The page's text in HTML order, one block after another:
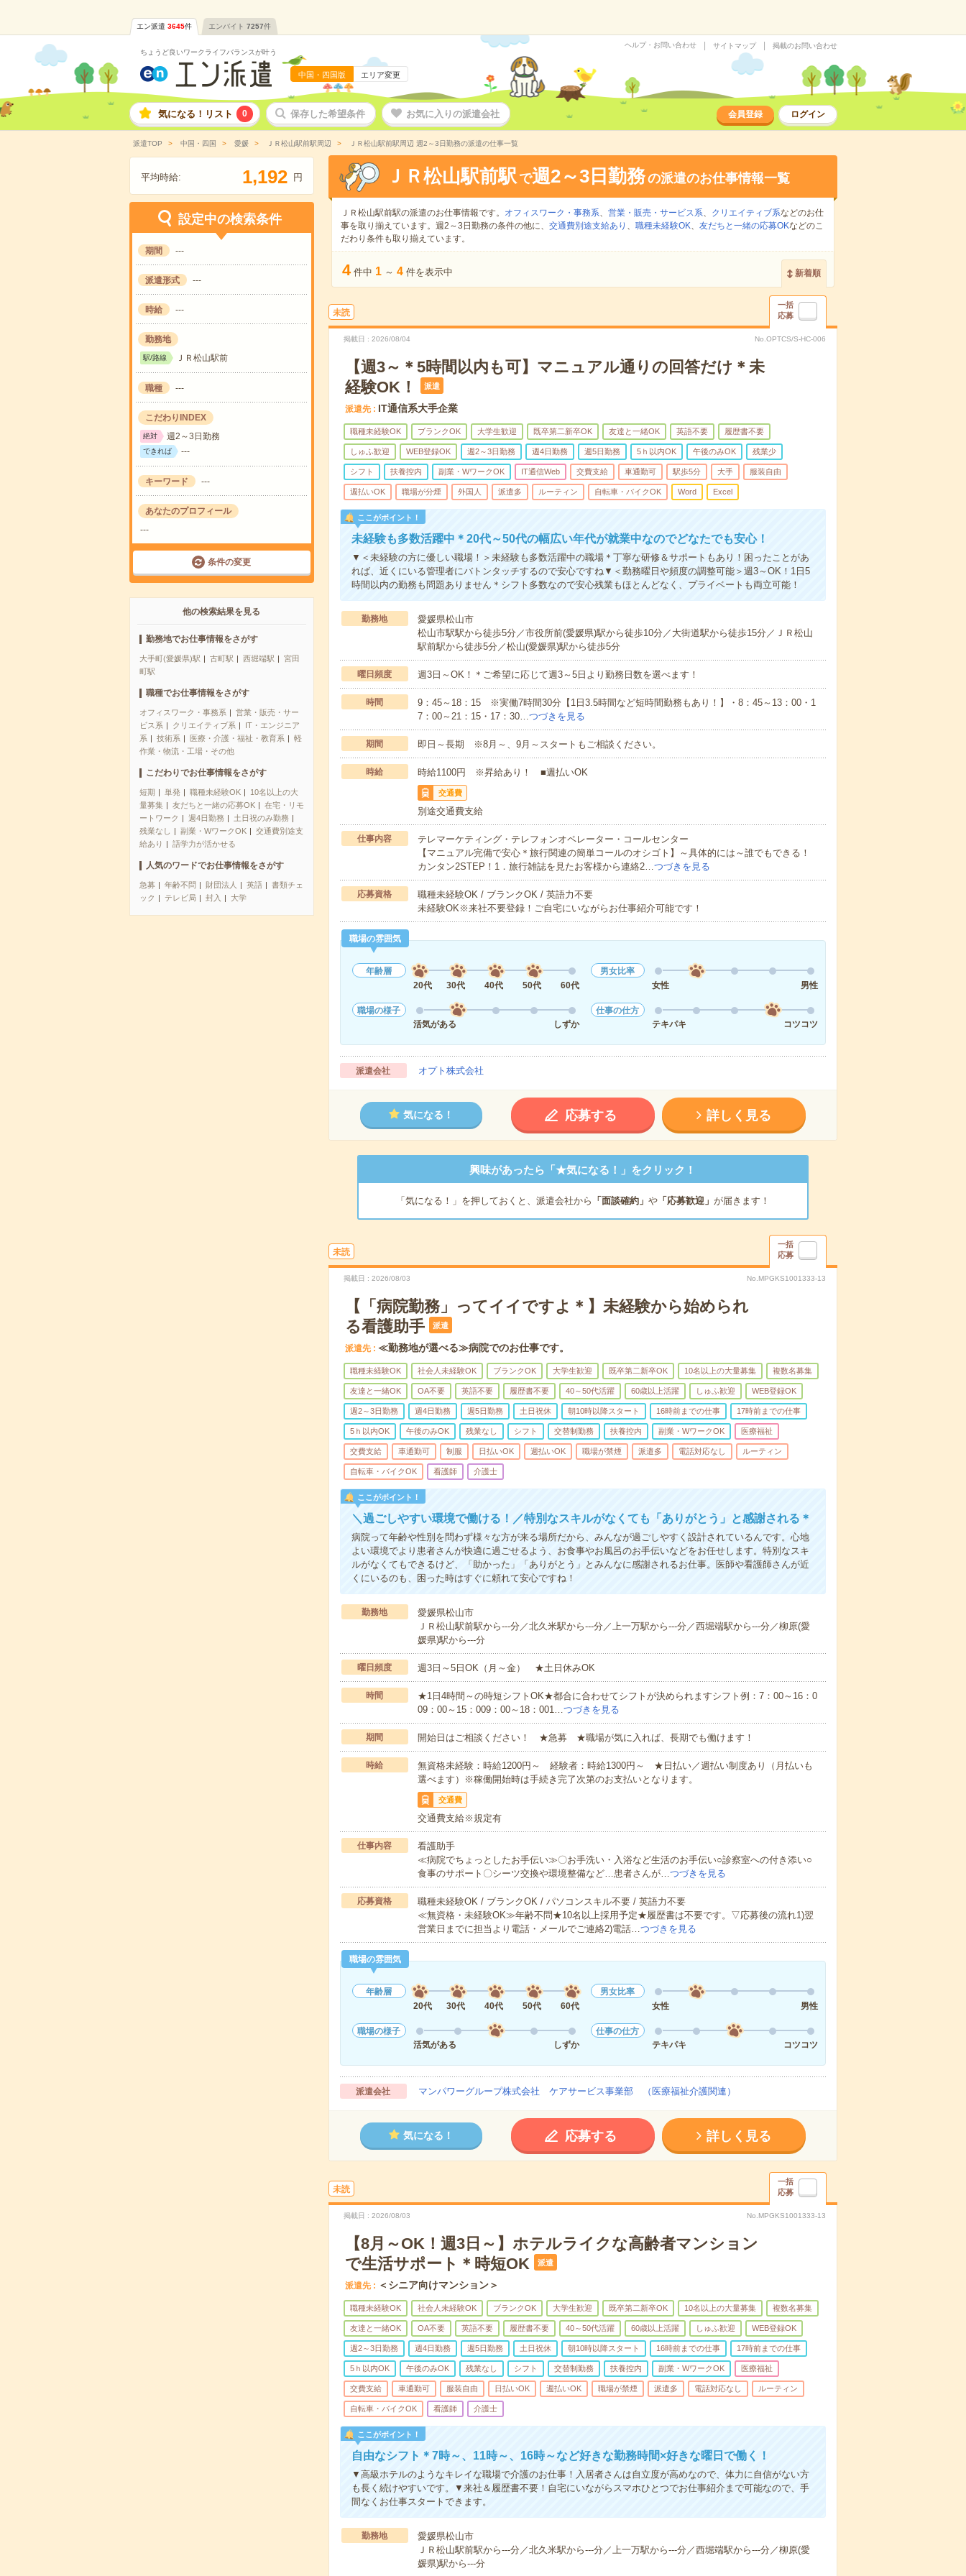
エン派遣 3645件 エンバイト 7257件
ちょうど良いワークライフバランスが叶う
中国・四国版 エリア変更
ヘルプ・お問い合わせ サイトマップ 掲載のお問い合わせ
気になる！リスト 0 保存した希望条件 お気に入りの派遣会社 会員登録 ログイン
派遣TOP 中国・四国 愛媛 ＪＲ松山駅前駅周辺 ＪＲ松山駅前駅周辺 週2～3日勤務の派遣の仕事一覧
平均時給: 1,192 円
設定中の検索条件
期間 ---
派遣形式 ---
時給 ---
勤務地
駅/路線 ＪＲ松山駅前
職種 ---
こだわりINDEX
絶対 週2～3日勤務
できれば ---
キーワード ---
あなたのプロフィール
---
条件の変更
他の検索結果を見る
勤務地でお仕事情報をさがす
大手町(愛媛県)駅 古町駅 西堀端駅
宮田
町駅
職種でお仕事情報をさがす
オフィスワーク・事務系
営業・販売・サー
ビス系
クリエイティブ系
IT・エンジニア
系
技術系 医療・介護・福祉・教育系
軽
作業・物流・工場・その他
こだわりでお仕事情報をさがす
短期 単発 職種未経験OK
10名以上の大
量募集
友だちと一緒の応募OK
在宅・リモ
ートワーク
週4日勤務
土日祝のみ勤務
残業なし
副業・WワークOK
交通費別途支
給あり
語学力が活かせる
人気のワードでお仕事情報をさがす
急募 年齢不問 財団法人 英語
書類チェ
ック
テレビ局 封入 大学
ＪＲ松山駅前駅 で週2～3日勤務の派遣のお仕事情報一覧
ＪＲ松山駅前駅の派遣のお仕事情報です。 オフィスワーク・事務系、 営業・販売・サービス系、 クリエイティブ系などのお仕
事を取り揃えています。週2～3日勤務の条件の他に、 交通費別途支給あり 、 職種未経験OK、 友だちと一緒の応募OKなどのこ
だわり条件も取り揃えています。
4 件中 1 ～ 4 件を表示中 新着順
未読
一括
応募
掲載日 2026/08/04 No.OPTCS/S-HC-006
【週3～＊5時間以内も可】マニュアル通りの回答だけ＊未
経験OK！
派遣
派遣先 IT通信系大手企業
職種未経験OK ブランクOK 大学生歓迎 既卒第二新卒OK 友達と一緒OK 英語不要 履歴書不要
しゅふ歓迎 WEB登録OK 週2～3日勤務 週4日勤務 週5日勤務 5ｈ以内OK 午後のみOK 残業少
シフト 扶養控内 副業・WワークOK IT通信Web 交費支給 車通勤可 駅歩5分 大手 服装自由
週払いOK 職場が分煙 外国人 派遣多 ルーティン 自転車・バイクOK Word Excel
ここがポイント！
未経験も多数活躍中＊20代～50代の幅広い年代が就業中なのでどなたでも安心！
▼＜未経験の方に優しい職場！＞未経験も多数活躍中の職場＊丁寧な研修＆サポートもあり！困ったことがあ
れば、近くにいる管理者にバトンタッチするので安心ですね▼＜勤務曜日や頻度の調整可能＞週3～OK！1日5
時間以内の勤務も問題ありません＊シフト多数なので安心残業もほとんどなく、プライベートも両立可能！
勤務地
愛媛県松山市
松山市駅駅から徒歩5分／市役所前(愛媛県)駅から徒歩10分／大街道駅から徒歩15分／ＪＲ松山
駅前駅から徒歩5分／松山(愛媛県)駅から徒歩5分
曜日頻度 週3日～OK！＊ご希望に応じて週3～5日より勤務日数を選べます！
時間
9：45～18：15 ※実働7時間30分【1日3.5時間など短時間勤務もあり！】・8：45～13：00・1
7：00～21：15・17：30…つづきを見る
期間 即日～長期 ※8月～、9月～スタートもご相談ください。
時給 時給1100円 ※昇給あり！ ■週払いOK
交通費
別途交通費支給
仕事内容
テレマーケティング・テレフォンオペレーター・コールセンター
【マニュアル完備で安心＊旅行関連の簡単コールのオシゴト】～具体的には～誰でもできる！
カンタン2STEP！1．旅行雑誌を見たお客様から連絡2…つづきを見る
応募資格
職種未経験OK / ブランクOK / 英語力不要
未経験OK※来社不要登録！ご自宅にいながらお仕事紹介可能です！
職場の雰囲気
年齢層
20代
30代 40代 50代 60代
男女比率
女性
男性
職場の様子
活気がある
しずか
仕事の仕方
テキパキ
コツコツ
派遣会社 オプト株式会社
気になる！ 応募する 詳しく見る
興味があったら「★気になる！」をクリック！
「気になる！」を押しておくと、派遣会社から 「面談確約」 や「応募歓迎」 が届きます！
未読
一括
応募
掲載日 2026/08/03 No.MPGKS1001333-13
【「病院勤務」ってイイですよ＊】未経験から始められ
る看護助手
派遣
派遣先 ≪勤務地が選べる≫病院でのお仕事です。
職種未経験OK 社会人未経験OK ブランクOK 大学生歓迎 既卒第二新卒OK 10名以上の大量募集 複数名募集
友達と一緒OK OA不要 英語不要 履歴書不要 40～50代活躍 60歳以上活躍 しゅふ歓迎 WEB登録OK
週2～3日勤務 週4日勤務 週5日勤務 土日祝休 朝10時以降スタート 16時前までの仕事 17時前までの仕事
5ｈ以内OK 午後のみOK 残業なし シフト 交替制勤務 扶養控内 副業・WワークOK 医療福祉
交費支給 車通勤可 制服 日払いOK 週払いOK 職場が禁煙 派遣多 電話対応なし ルーティン
自転車・バイクOK 看護師 介護士
ここがポイント！
＼過ごしやすい環境で働ける！／特別なスキルがなくても「ありがとう」と感謝される＊
病院って年齢や性別を問わず様々な方が来る場所だから、みんなが過ごしやすく設計されているんです。心地
よい環境でより患者さんが快適に過ごせるよう、お食事やお風呂のお手伝いなどをお任せします。特別なスキ
ルがなくてもできるけど、「助かった」「ありがとう」とみんなに感謝されるお仕事。医師や看護師さんが近
くにいるのも、困った時はすぐに頼れて安心ですね！
勤務地
愛媛県松山市
ＪＲ松山駅前駅から---分／北久米駅から---分／上一万駅から---分／西堀端駅から---分／柳原(愛
媛県)駅から---分
曜日頻度 週3日～5日OK（月～金） ★土日休みOK
時間
★1日4時間～の時短シフトOK★都合に合わせてシフトが決められますシフト例：7：00～16：0
09：00～15：009：00～18：001…つづきを見る
期間 開始日はご相談ください！ ★急募 ★職場が気に入れば、長期でも働けます！
時給
無資格未経験：時給1200円～ 経験者：時給1300円～ ★日払い／週払い制度あり（月払いも
選べます）※稼働開始時は手続き完了次第のお支払いとなります。
交通費
交通費支給※規定有
仕事内容
看護助手
≪病院でちょっとしたお手伝い≫〇お手洗い・入浴など生活のお手伝い○診察室への付き添い○
食事のサポート〇シーツ交換や環境整備など…患者さんが…つづきを見る
応募資格
職種未経験OK / ブランクOK / パソコンスキル不要 / 英語力不要
≪無資格・未経験OK≫年齢不問★10名以上採用予定★履歴書は不要です。▽応募後の流れ1)翌
営業日までに担当より電話・メールでご連絡2)電話…つづきを見る
職場の雰囲気
年齢層
20代
30代 40代 50代 60代
男女比率
女性
男性
職場の様子
活気がある
しずか
仕事の仕方
テキパキ
コツコツ
派遣会社 マンパワーグループ株式会社 ケアサービス事業部 （医療福祉介護関連）
気になる！ 応募する 詳しく見る
未読
一括
応募
掲載日 2026/08/03 No.MPGKS1001333-13
【8月～OK！週3日～】ホテルライクな高齢者マンション
で生活サポート＊時短OK
派遣
派遣先 ＜シニア向けマンション＞
職種未経験OK 社会人未経験OK ブランクOK 大学生歓迎 既卒第二新卒OK 10名以上の大量募集 複数名募集
友達と一緒OK OA不要 英語不要 履歴書不要 40～50代活躍 60歳以上活躍 しゅふ歓迎 WEB登録OK
週2～3日勤務 週4日勤務 週5日勤務 土日祝休 朝10時以降スタート 16時前までの仕事 17時前までの仕事
5ｈ以内OK 午後のみOK 残業なし シフト 交替制勤務 扶養控内 副業・WワークOK 医療福祉
交費支給 車通勤可 服装自由 日払いOK 週払いOK 職場が禁煙 派遣多 電話対応なし ルーティン
自転車・バイクOK 看護師 介護士
ここがポイント！
自由なシフト＊7時～、11時～、16時～など好きな勤務時間×好きな曜日で働く！
▼高級ホテルのようなキレイな職場で介護のお仕事！入居者さんは自立度が高めなので、体力に自信がない方
も長く続けやすいです。▼来社＆履歴書不要！自宅にいながらスマホひとつでお仕事紹介まで可能なので、手
間なくお仕事スタートできます。
勤務地
愛媛県松山市
ＪＲ松山駅前駅から---分／北久米駅から---分／上一万駅から---分／西堀端駅から---分／柳原(愛
媛県)駅から---分